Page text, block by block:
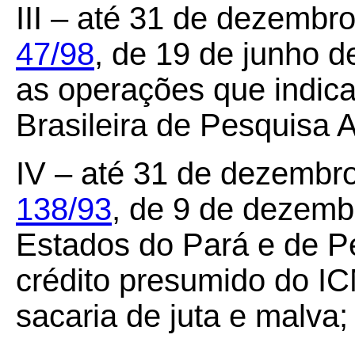
III – até 31 de
47/98, de 19 de junho
as operações que
Brasileira de Pesquisa
IV – até 31 de
138/93, de 9 de
Estados do Pará e de
crédito presumido do
sacaria de juta e malva;